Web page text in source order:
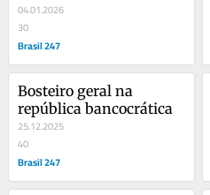
04.01.2026
30
Brasil 247
Bosteiro geral na
república bancocrática
25.12.2025
40
Brasil 247